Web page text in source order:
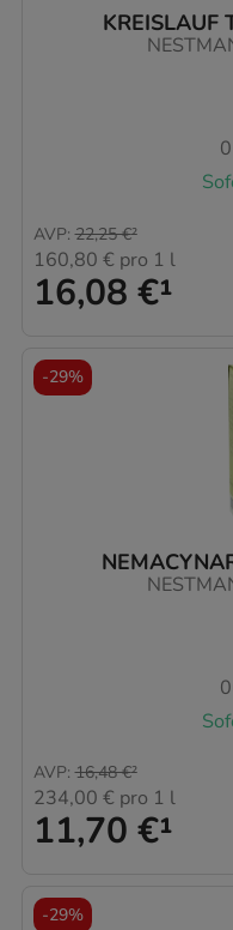
KREISLAUF
16,08 €¹
AVP: 22,25 €²
160,80 € pro 1 l
11,70 €¹
AVP: 16,48 €²
234,00 € pro 1 l
-29%
-29%